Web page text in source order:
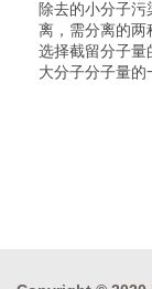
除去的小分子
离，需分离的两
选择截留分子量
大分子分子量的